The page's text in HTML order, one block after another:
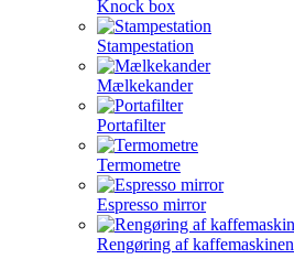
Knock box
Stampestation
Mælkekander
Portafilter
Termometre
Espresso mirror
Rengøring af kaffemaskinen